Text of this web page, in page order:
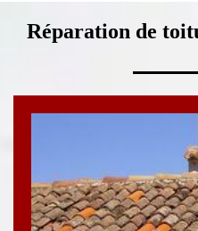
Réparation de